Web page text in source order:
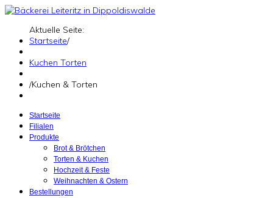
Aktuelle Seite:
Startseite/
Kuchen Torten
/Kuchen & Torten
Startseite
Filialen
Produkte
Brot & Brötchen
Torten & Kuchen
Hochzeit & Feste
Weihnachten & Ostern
Bestellungen